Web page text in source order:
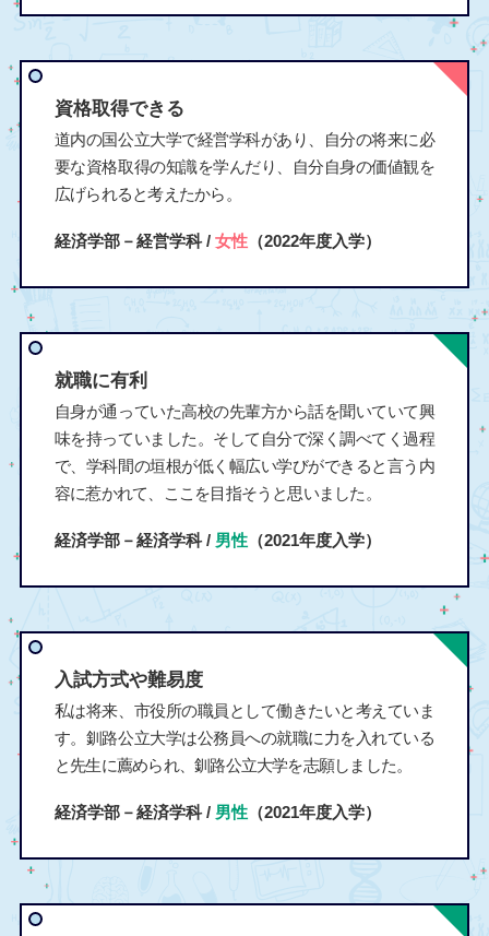
資格取得できる
道内の国公立大学で経営学科があり、自分の将来に必
要な資格取得の知識を学んだり、自分自身の価値観を
広げられると考えたから。
経済学部－経営学科 / 女性（2022年度入学）
就職に有利
自身が通っていた高校の先輩方から話を聞いていて興
味を持っていました。そして自分で深く調べてく過程
で、学科間の垣根が低く幅広い学びができると言う内
容に惹かれて、ここを目指そうと思いました。
経済学部－経済学科 / 男性（2021年度入学）
入試方式や難易度
私は将来、市役所の職員として働きたいと考えていま
す。釧路公立大学は公務員への就職に力を入れている
と先生に薦められ、釧路公立大学を志願しました。
経済学部－経済学科 / 男性（2021年度入学）